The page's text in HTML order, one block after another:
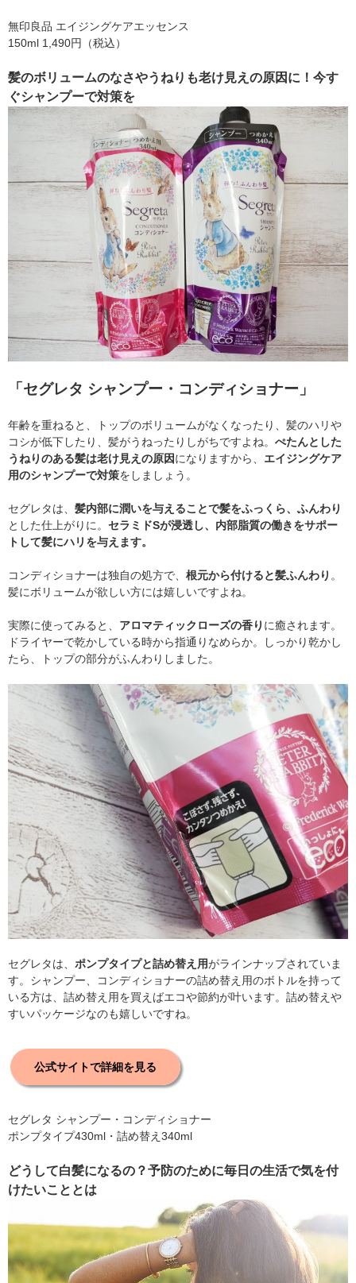
無印良品 エイジングケアエッセンス
150ml 1,490円（税込）
髪のボリュームのなさやうねりも老け見えの原因に！今す
ぐシャンプーで対策を
「セグレタ シャンプー・コンディショナー」
年齢を重ねると、トップのボリュームがなくなったり、髪のハリや
コシが低下したり、髪がうねったりしがちですよね。 ぺたんとした
うねりのある髪は老け見えの原因になりますから、 エイジングケア
用のシャンプーで対策をしましょう。
セグレタは、 髪内部に潤いを与えることで髪をふっくら、ふんわり
とした仕上がりに。 セラミドSが浸透し、内部脂質の働きをサポー
トして髪にハリを与えます。
コンディショナーは独自の処方で、 根元から付けると髪ふんわり 。
髪にボリュームが欲しい方には嬉しいですよね。
実際に使ってみると、 アロマティックローズの香り に癒されます。
ドライヤーで乾かしている時から指通りなめらか。しっかり乾かし
たら、トップの部分がふんわりしました。
セグレタは、 ポンプタイプと詰め替え用がラインナップされていま
す。シャンプー、コンディショナーの詰め替え用のボトルを持って
いる方は、詰め替え用を買えばエコや節約が叶います。詰め替えや
すいパッケージなのも嬉しいですね。
公式サイトで詳細を見る
セグレタ シャンプー・コンディショナー
ポンプタイプ430ml・詰め替え340ml
どうして白髪になるの？予防のために毎日の生活で気を付
けたいこととは